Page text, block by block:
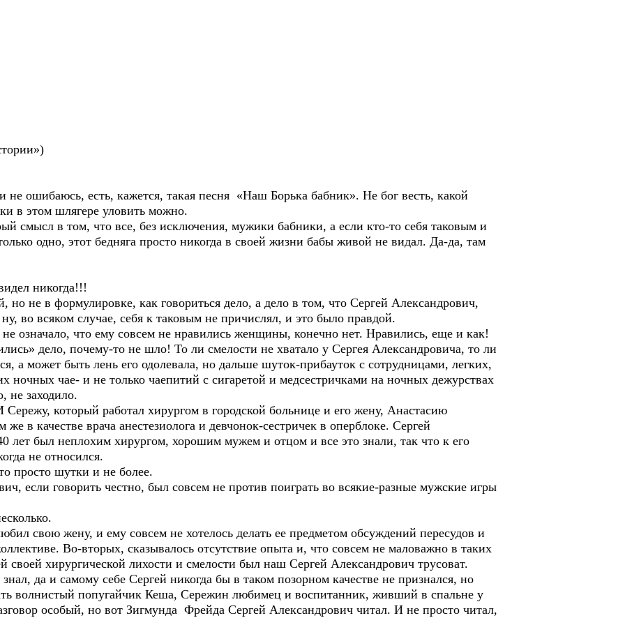
есть, кажется, такая песня «Наш Борька бабник». Не бог весть, какой
в этом шлягере уловить можно.
в том, что все, без исключения, мужики бабники, а если кто-то себя таковым и
одно, этот бедняга просто никогда в своей жизни бабы живой не видал. Да-да, там
никогда!!!
формулировке, как говориться дело, а дело в том, что Сергей Александрович,
во всяком случае, себя к таковым не причислял, и это было правдой.
что ему совсем не нравились женщины, конечно нет. Нравились, еще и как!
дело, почему-то не шло! То ли смелости не хватало у Сергея Александровича, то ли
а может быть лень его одолевала, но дальше шуток-прибауток с сотрудницами, легких,
ночных чае- и не только чаепитий с сигаретой и медсестричками на ночных дежурствах
не заходило.
который работал хирургом в городской больнице и его жену, Анастасию
в качестве врача анестезиолога и девчонок-сестричек в оперблоке. Сергей
лет был неплохим хирургом, хорошим мужем и отцом и все это знали, так что к его
не относился.
шутки и не более.
говорить честно, был совсем не против поиграть во всякие-разные мужские игры
жену, и ему совсем не хотелось делать ее предметом обсуждений пересудов и
Во-вторых, сказывалось отсутствие опыта и, что совсем не маловажно в таких
своей хирургической лихости и смелости был наш Сергей Александрович трусоват.
и самому себе Сергей никогда бы в таком позорном качестве не признался, но
волнистый попугайчик Кеша, Сережин любимец и воспитанник, живший в спальне у
особый, но вот Зигмунда Фрейда Сергей Александрович читал. И не просто читал,